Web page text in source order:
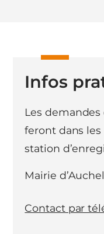
Infos
Les demandes
feront dans les
station
Mairie
Contact par